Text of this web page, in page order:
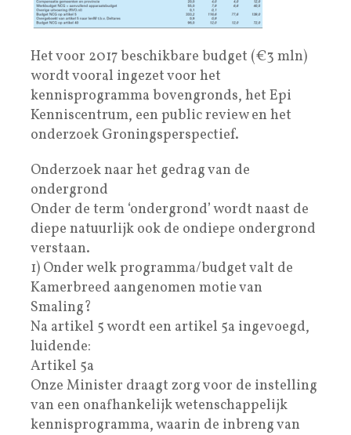
Het voor 2017 beschikbare budget (€3 mln)
wordt vooral ingezet voor het
kennisprogramma bovengronds, het Epi
Kenniscentrum, een public review en het
onderzoek Groningsperspectief.
Onderzoek naar het gedrag van de
ondergrond
Onder de term ‘ondergrond’ wordt naast de
diepe natuurlijk ook de ondiepe ondergrond
verstaan.
1) Onder welk programma/budget valt de
Kamerbreed aangenomen motie van
Smaling?
Na artikel 5 wordt een artikel 5a ingevoegd,
luidende:
Artikel 5a
Onze Minister draagt zorg voor de instelling
van een onafhankelijk wetenschappelijk
kennisprogramma, waarin de inbreng van